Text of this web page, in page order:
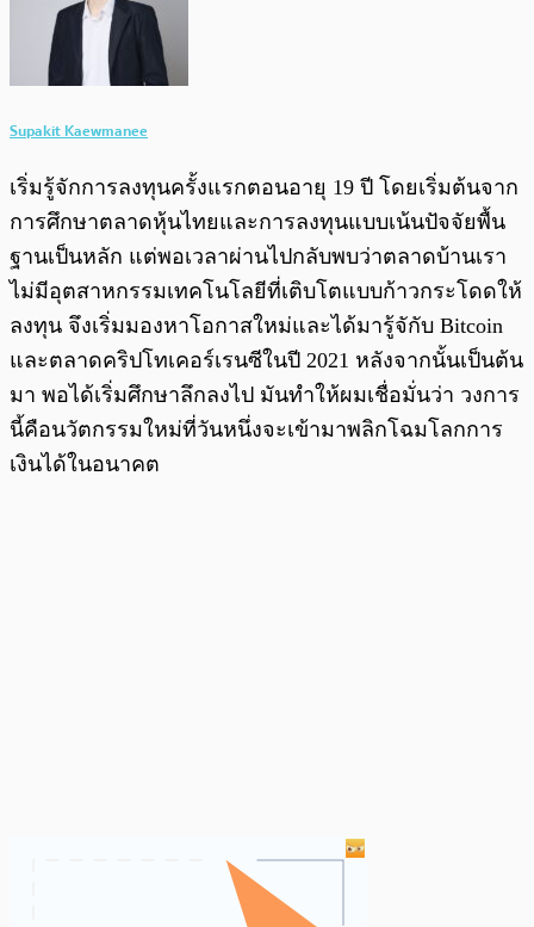
Supakit Kaewmanee
เริ่มรู้จักการลงทุนครั้งแรกตอนอายุ 19 ปี โดยเริ่มต้นจาก
การศึกษาตลาดหุ้นไทยและการลงทุนแบบเน้นปัจจัยพื้น
ฐานเป็นหลัก แต่พอเวลาผ่านไปกลับพบว่าตลาดบ้านเรา
ไม่มีอุตสาหกรรมเทคโนโลยีที่เติบโตแบบก้าวกระโดดให้
ลงทุน จึงเริ่มมองหาโอกาสใหม่และได้มารู้จักับ Bitcoin
และตลาดคริปโทเคอร์เรนซีในปี 2021 หลังจากนั้นเป็นต้น
มา พอได้เริ่มศึกษาลึกลงไป มันทำให้ผมเชื่อมั่นว่า วงการ
นี้คือนวัตกรรมใหม่ที่วันหนึ่งจะเข้ามาพลิกโฉมโลกการ
เงินได้ในอนาคต